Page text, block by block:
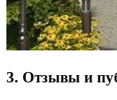
3. Отзывы и